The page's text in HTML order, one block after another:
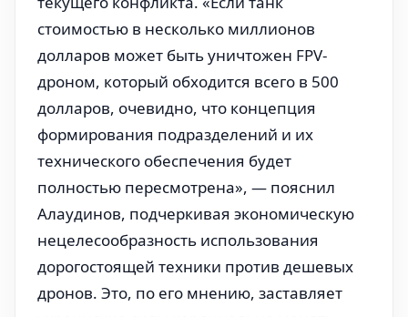
стоимостью в несколько миллионов
долларов может быть уничтожен FPV-
дроном, который обходится всего в 500
долларов, очевидно, что концепция
формирования подразделений и их
технического обеспечения будет
полностью пересмотрена», — пояснил
Алаудинов, подчеркивая экономическую
нецелесообразность использования
дорогостоящей техники против дешевых
дронов. Это, по его мнению, заставляет